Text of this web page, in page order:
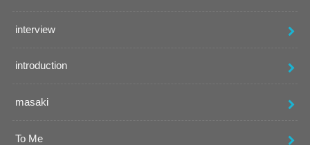
interview
introduction
masaki
To Me